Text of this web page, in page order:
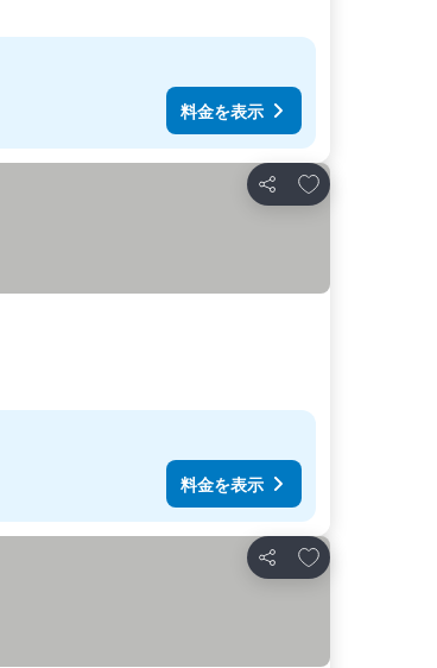
料金を表示
シェア
お気に入りに追加
料金を表示
シェア
お気に入りに追加